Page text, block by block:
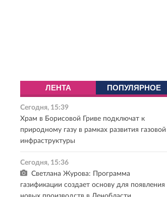
ЛЕНТА ПОПУЛЯРНОЕ
Сегодня, 15:39
Храм в Борисовой Гриве подключат к
природному газу в рамках развития газовой
инфраструктуры
Сегодня, 15:36
Светлана Журова: Программа
газификации создает основу для появления